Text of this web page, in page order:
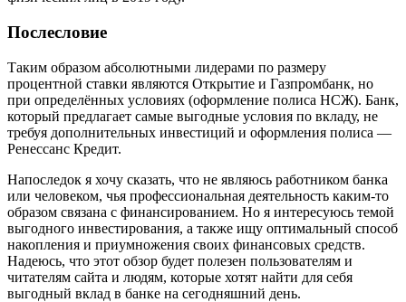
Послесловие
Таким образом абсолютными лидерами по размеру
процентной ставки являются Открытие и Газпромбанк, но
при определённых условиях (оформление полиса НСЖ). Банк,
который предлагает самые выгодные условия по вкладу, не
требуя дополнительных инвестиций и оформления полиса —
Ренессанс Кредит.
Напоследок я хочу сказать, что не являюсь работником банка
или человеком, чья профессиональная деятельность каким-то
образом связана с финансированием. Но я интересуюсь темой
выгодного инвестирования, а также ищу оптимальный способ
накопления и приумножения своих финансовых средств.
Надеюсь, что этот обзор будет полезен пользователям и
читателям сайта и людям, которые хотят найти для себя
выгодный вклад в банке на сегодняшний день.